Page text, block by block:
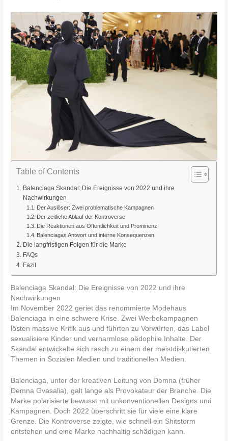
Table of Contents
Balenciaga Skandal: Die Ereignisse von 2022 und ihre
Nachwirkungen
Der Auslöser: Zwei problematische Kampagnen
Der zeitliche Ablauf der Kontroverse
Die Reaktionen aus Öffentlichkeit und Prominenz
Balenciagas Antwort und interne Konsequenzen
Die langfristigen Folgen für die Marke
FAQs
Fazit
Balenciaga Skandal: Die Ereignisse von 2022 und ihre
Nachwirkungen
Im November 2022 geriet das renommierte Modehaus
Balenciaga in eine schwere Krise. Zwei Werbekampagnen
lösten massive Kritik aus und führten zu Vorwürfen, das Label
sexualisiere Kinder und verharmlose pädophile Inhalte. Der
Skandal entwickelte sich rasch zu einem der meistdiskutierten
Themen in Sozialen Medien und traditionellen Medien.
Balenciaga, unter der kreativen Leitung von Demna (früher
Demna Gvasalia), galt lange als Provokateur der Branche. Die
Marke polarisierte bewusst mit unkonventionellen Designs und
Kampagnen. Doch 2022 überschritt sie für viele eine klare
Grenze. Die Kontroverse zeigte, wie schnell ein Shitstorm
entstehen und eine Marke nachhaltig schädigen kann.